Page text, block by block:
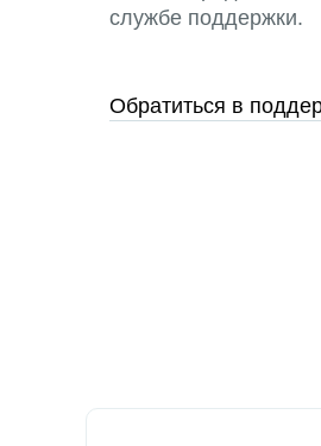
службе поддержки.
Обратиться в